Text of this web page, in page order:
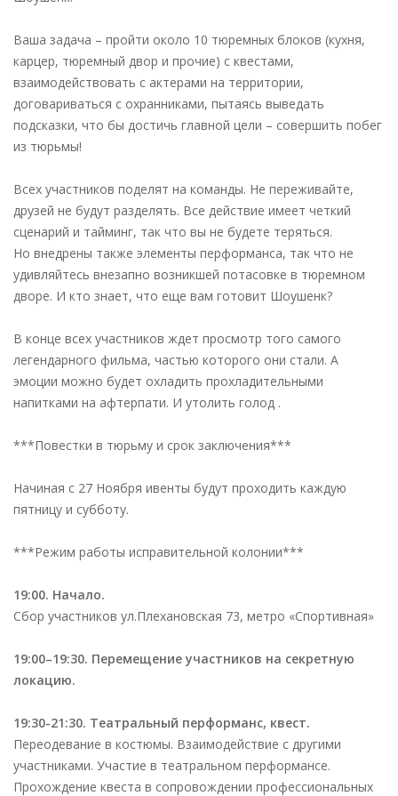
Ваша задача – пройти около 10 тюремных блоков (кухня,
карцер, тюремный двор и прочие) с квестами,
взаимодействовать с актерами на территории,
договариваться с охранниками, пытаясь выведать
подсказки, что бы достичь главной цели – совершить побег
из тюрьмы!
Всех участников поделят на команды. Не переживайте,
друзей не будут разделять. Все действие имеет четкий
сценарий и тайминг, так что вы не будете теряться.
Но внедрены также элементы перформанса, так что не
удивляйтесь внезапно возникшей потасовке в тюремном
дворе. И кто знает, что еще вам готовит Шоушенк?
В конце всех участников ждет просмотр того самого
легендарного фильма, частью которого они стали. А
эмоции можно будет охладить прохладительными
напитками на афтерпати. И утолить голод .
***Повестки в тюрьму и срок заключения***
Начиная с 27 Ноября ивенты будут проходить каждую
пятницу и субботу.
***Режим работы исправительной колонии***
19:00. Начало.
Сбор участников ул.Плехановская 73, метро «Спортивная»
19:00–19:30. Перемещение участников на секретную
локацию.
19:30-21:30. Театральный перформанс, квест.
Переодевание в костюмы. Взаимодействие с другими
участниками. Участие в театральном перформансе.
Прохождение квеста в сопровождении профессиональных